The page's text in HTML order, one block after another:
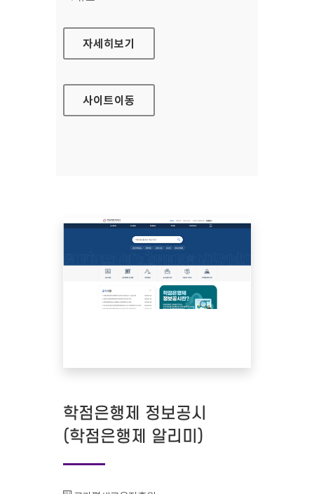
애큐온저축은행
자세히보기
사이트이동
학점은행제 정보공시
(학점은행제 알리미)